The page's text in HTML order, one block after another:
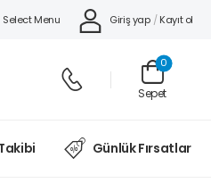
Select Menu Giriş yap / Kayıt ol
Sepet
0
Günlük Fırsatlar